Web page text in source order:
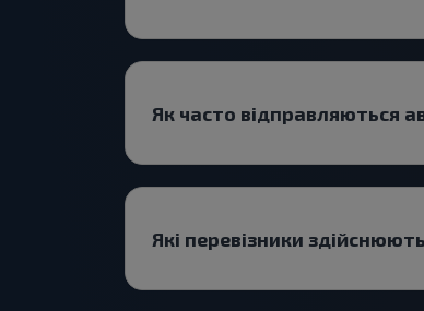
Як часто відправляються
Які перевізники